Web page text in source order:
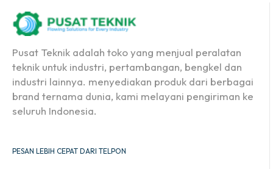
Pusat Teknik adalah toko yang menjual peralatan
teknik untuk industri, pertambangan, bengkel dan
industri lainnya. menyediakan produk dari berbagai
brand ternama dunia, kami melayani pengiriman ke
seluruh Indonesia.
PESAN LEBIH CEPAT DARI TELPON